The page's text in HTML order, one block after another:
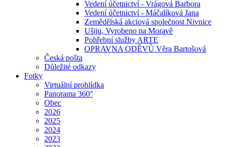
Vedení účetnictví - Vrágová Barbora
Vedení účetnictví - Máčalíková Jana
Zemědělská akciová společnost Nivnice
Ušiju, Vyrobeno na Moravě
Pohřební služby ARTE
OPRAVNA ODĚVŮ Věra Bartošová
Česká pošta
Důležité odkazy
Fotky
Virtuální prohlídka
Panorama 360°
Obec
2026
2025
2024
2023